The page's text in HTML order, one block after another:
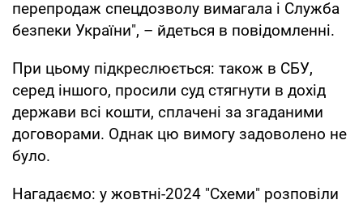
перепродаж спецдозволу вимагала і Служба
безпеки України", – йдеться в повідомленні.
При цьому підкреслюється: також в СБУ,
серед іншого, просили суд стягнути в дохід
держави всі кошти, сплачені за згаданими
договорами. Однак цю вимогу задоволено не
було.
Нагадаємо: у жовтні-2024 "Схеми" розповіли